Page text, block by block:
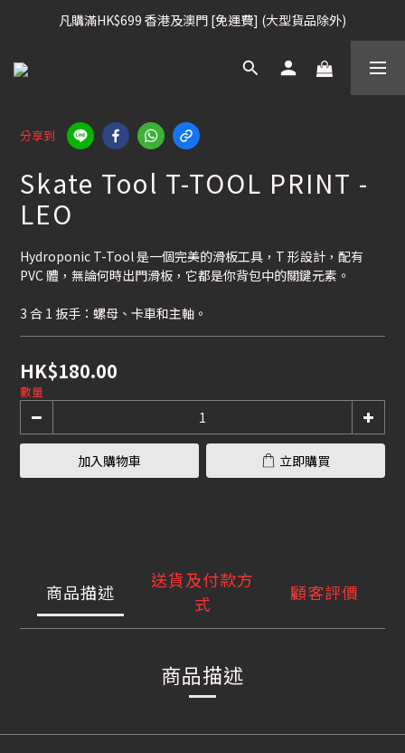
凡購滿HK$699 香港及澳門 [免運費] (大型貨品除外)
凡購滿HK$699 香港及澳門 [免運費] (大型貨品除外)
滑雪板, 固定器, 滑雪靴, 護目鏡 頭盔 , 85折 / 其他滑雪用品 75折
凡購滿HK$699 香港及澳門 [免運費] (大型貨品除外)
分享到
Skate Tool T-TOOL PRINT -
LEO
Hydroponic T-Tool 是一個完美的滑板工具，T 形設計，配有
PVC 體，無論何時出門滑板，它都是你背包中的關鍵元素。
3 合 1 扳手：螺母、卡車和主軸。
HK$180.00
數量
加入購物車 立即購買
商品描述
送貨及付款方
式
顧客評價
商品描述